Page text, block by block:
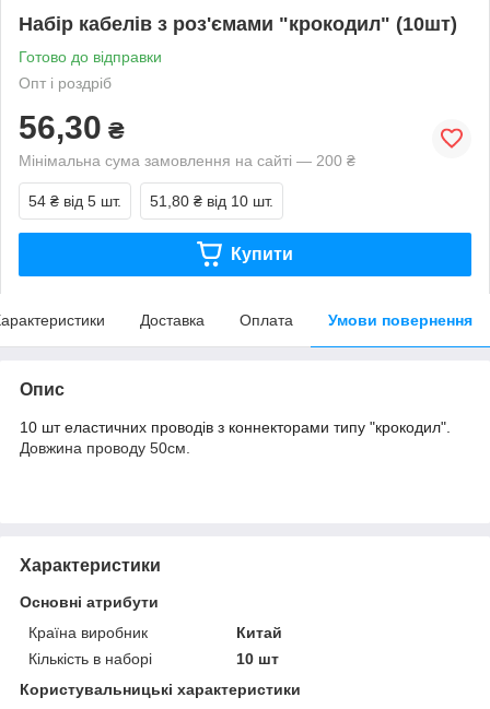
Набір кабелів з роз'ємами "крокодил" (10шт)
Готово до відправки
Опт і роздріб
56,30 ₴
Мінімальна сума замовлення на сайті — 200 ₴
54 ₴ від 5 шт. 51,80 ₴ від 10 шт.
Купити
Доставка Оплата Умови повернення
Опис
10 шт еластичних проводів з коннекторами типу "крокодил".
Довжина проводу 50см.
Характеристики
Основні атрибути
Країна виробник
Китай
Кількість в наборі
10 шт
Користувальницькі характеристики